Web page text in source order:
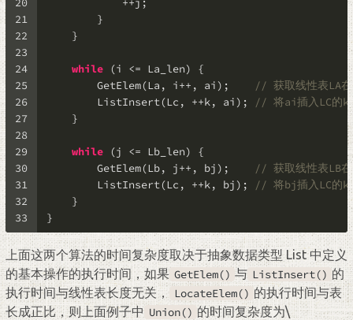
21
22
23
24
25
26
27
28
29
30
31
32
33
        }
    }
while (i <= La_len) {
        GetElem(La, i++, ai);
// 获取线性表LA
        ListInsert(Lc, ++k, ai);
// 将ai插入LC的
    }
while (j <= Lb_len) {
        GetElem(Lb, j++, bj);
// 获取线性表LB
        ListInsert(Lc, ++k, bj);
// 将bj插入LC的
    }
}
上面这两个算法的时间复杂度取决于抽象数据类型 List 中定义
的基本操作的执行时间，如果 GetElem() 与 ListInsert() 的
执行时间与线性表长度无关， LocateElem() 的执行时间与表
长成正比，则上面例子中 Union() 的时间复杂度为\